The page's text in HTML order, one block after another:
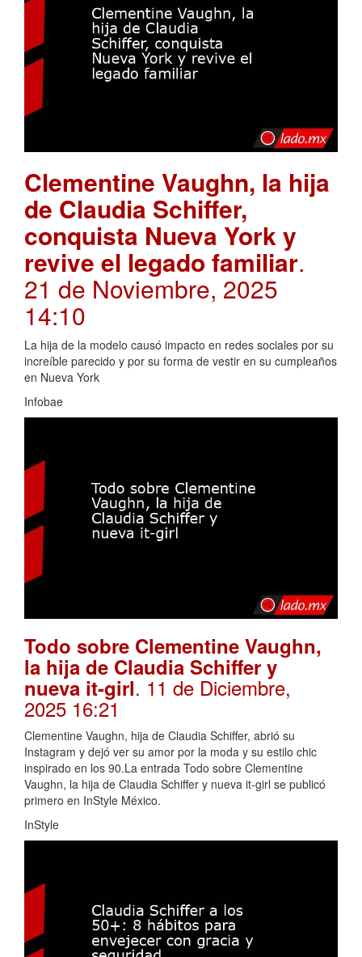
Clementine Vaughn, la hija
de Claudia Schiffer,
conquista Nueva York y
revive el legado familiar.
21 de Noviembre, 2025
14:10
La hija de la modelo causó impacto en redes sociales por su
increíble parecido y por su forma de vestir en su cumpleaños
en Nueva York
Infobae
Todo sobre Clementine Vaughn,
la hija de Claudia Schiffer y
nueva it-girl. 11 de Diciembre,
2025 16:21
Clementine Vaughn, hija de Claudia Schiffer, abrió su
Instagram y dejó ver su amor por la moda y su estilo chic
inspirado en los 90.La entrada Todo sobre Clementine
Vaughn, la hija de Claudia Schiffer y nueva it-girl se publicó
primero en InStyle México.
InStyle